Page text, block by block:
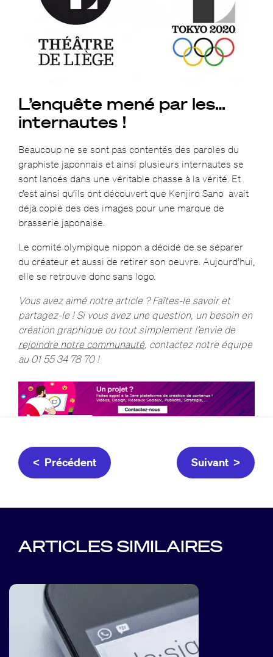
L’enquête mené par les…
internautes !
Beaucoup ne se sont pas contentés des paroles du
graphiste japonnais et ainsi plusieurs internautes se
sont lancés dans une véritable chasse à la vérité. Et
c’est ainsi qu’ils ont découvert que Kenjiro Sano avait
déjà copié des des images pour une marque de
brasserie japonaise.
Le comité olympique nippon a décidé de se séparer
du créateur et aussi de retirer son oeuvre. Aujourd’hui,
elle se retrouve donc sans logo.
Vous avez aimé notre article ? Faîtes-le savoir et
partagez-le ! Si vous avez une question, un besoin en
création graphique ou tout simplement l’envie de
rejoindre notre communauté, contactez notre équipe
au 01 55 34 78 70 !
< Précédent Suivant >
ARTICLES SIMILAIRES